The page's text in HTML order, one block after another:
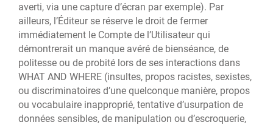
averti, via une capture d’écran par exemple). Par
ailleurs, l’Éditeur se réserve le droit de fermer
immédiatement le Compte de l’Utilisateur qui
démontrerait un manque avéré de bienséance, de
politesse ou de probité lors de ses interactions dans
WHAT AND WHERE (insultes, propos racistes, sexistes,
ou discriminatoires d’une quelconque manière, propos
ou vocabulaire inapproprié, tentative d’usurpation de
données sensibles, de manipulation ou d’escroquerie,